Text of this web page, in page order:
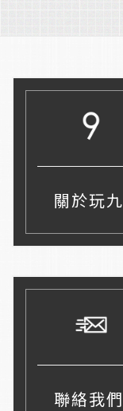
關於玩九
聯絡我們